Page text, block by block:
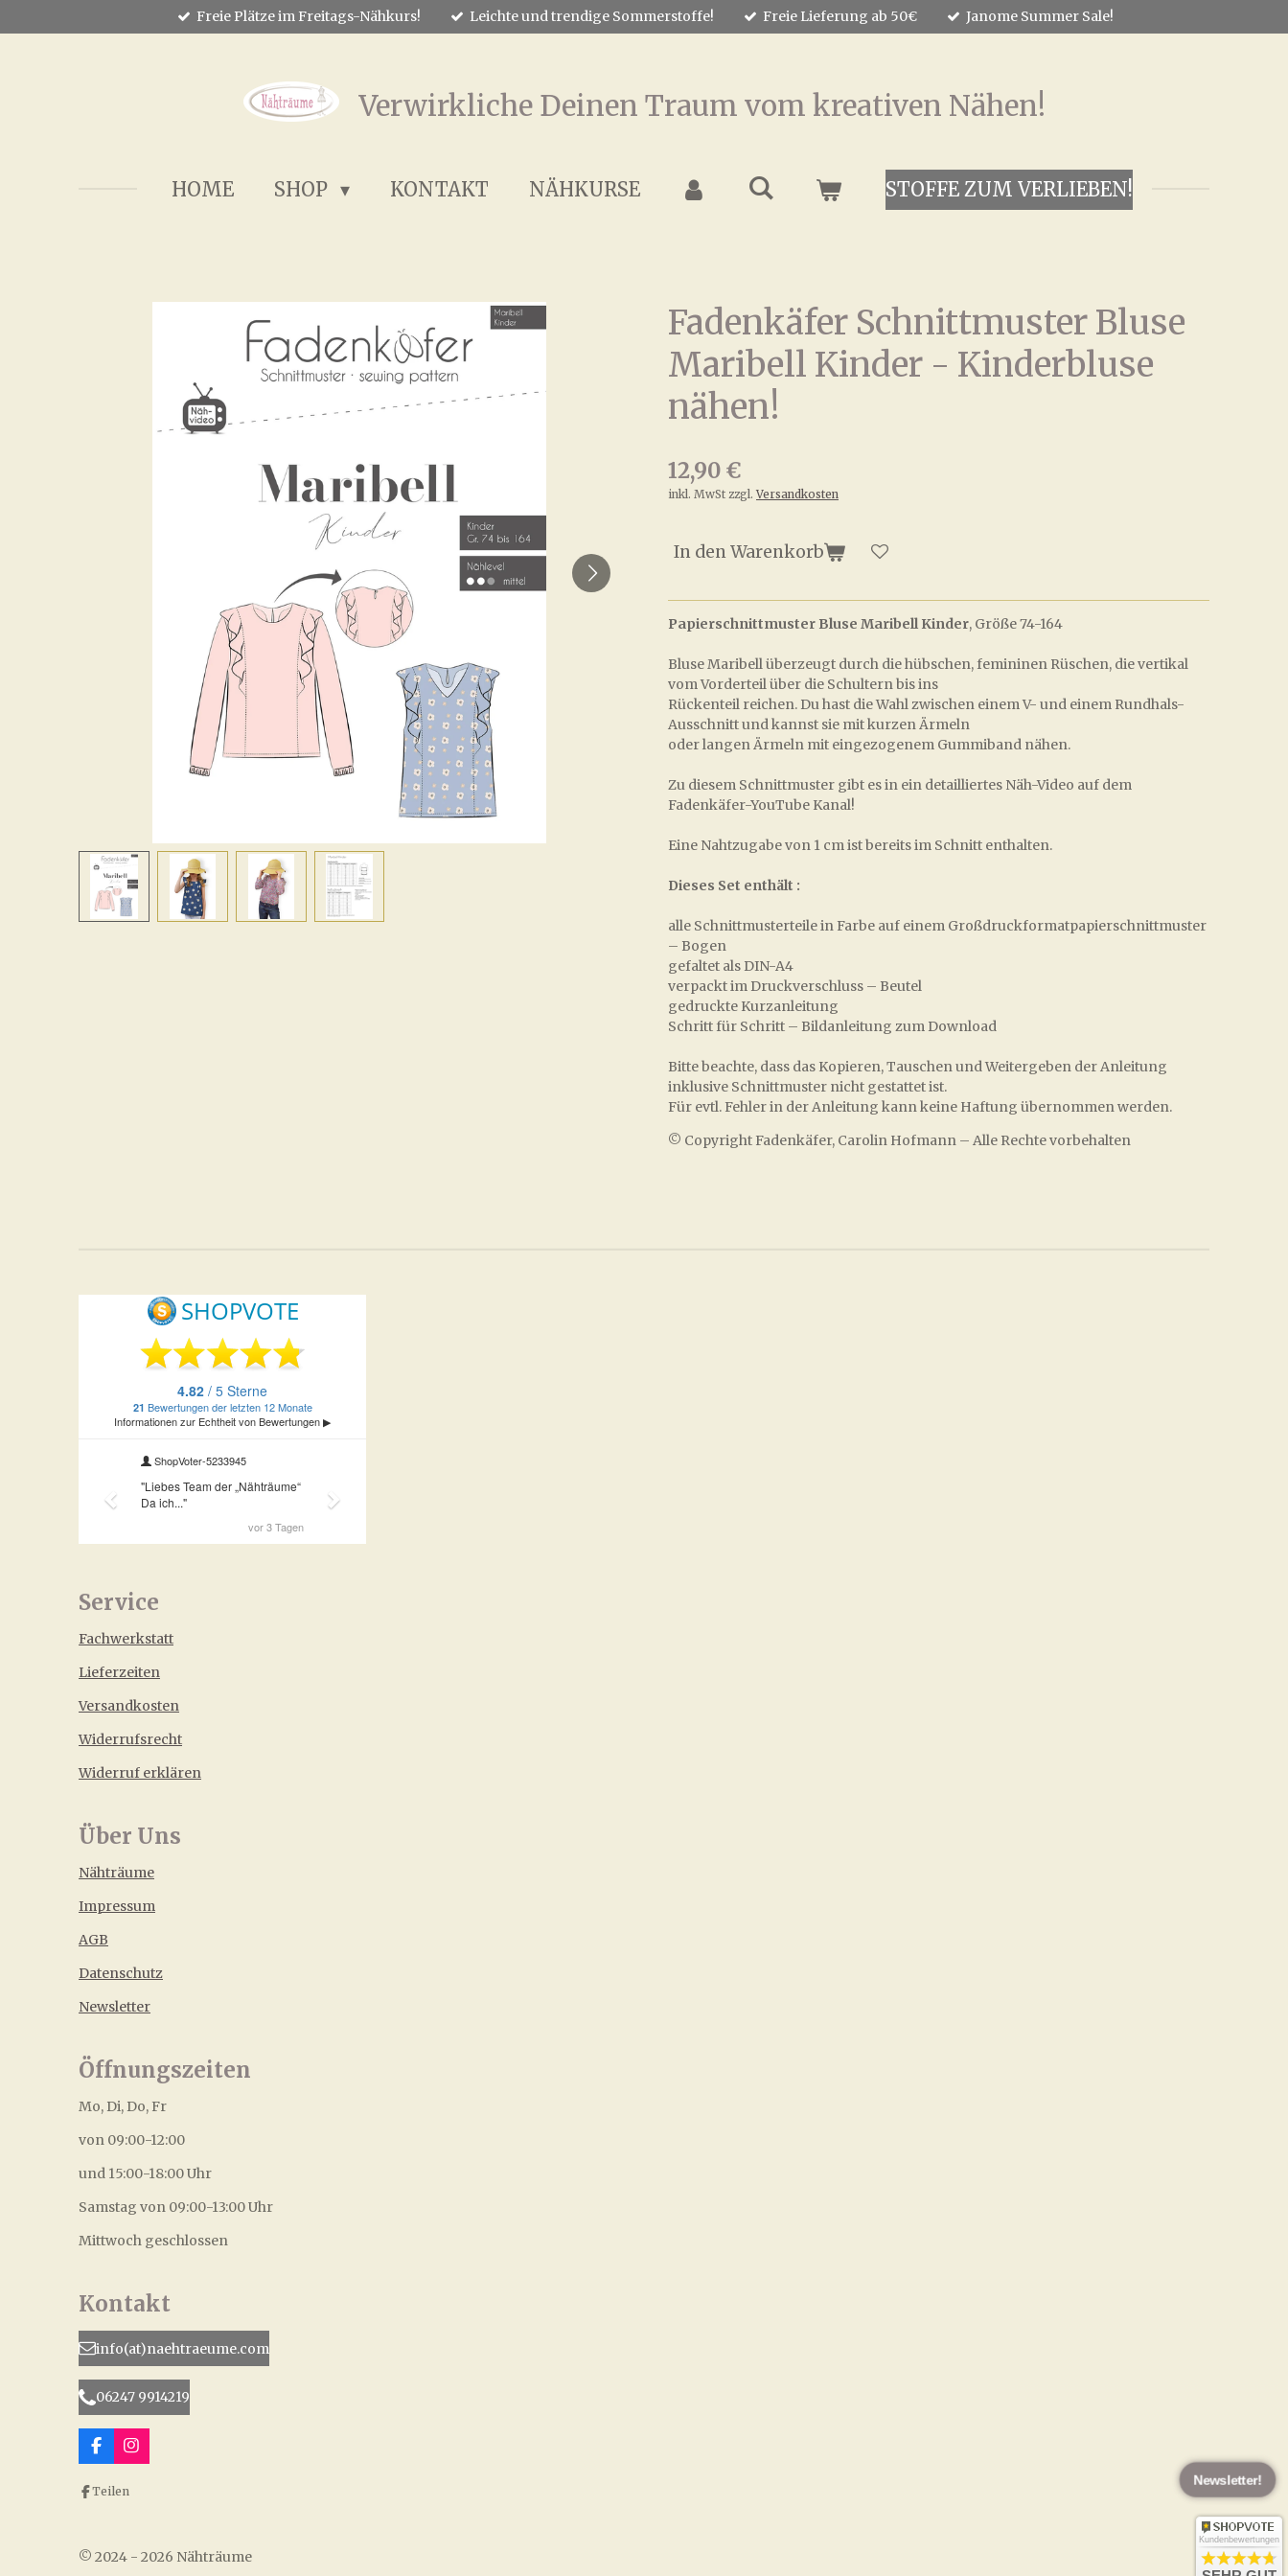
Hauptinhalt
Freie Plätze im Freitags-Nähkurs! Leichte und trendige Sommerstoffe! Freie Lieferung ab 50€ Janome Summer Sale!
Verwirkliche Deinen Traum vom kreativen Nähen!
HOME SHOP KONTAKT NÄHKURSE STOFFE ZUM VERLIEBEN!
Fadenkäfer Schnittmuster Bluse
Maribell Kinder - Kinderbluse
nähen!
12,90 €
inkl. MwSt zzgl.Versandkosten
In den Warenkorb
Papierschnittmuster Bluse Maribell Kinder, Größe 74-164
Bluse Maribell überzeugt durch die hübschen, femininen Rüschen, die vertikal
vom Vorderteil über die Schultern bis ins
Rückenteil reichen. Du hast die Wahl zwischen einem V- und einem Rundhals-
Ausschnitt und kannst sie mit kurzen Ärmeln
oder langen Ärmeln mit eingezogenem Gummiband nähen.
Zu diesem Schnittmuster gibt es in ein detailliertes Näh-Video auf dem
Fadenkäfer-YouTube Kanal!
Eine Nahtzugabe von 1 cm ist bereits im Schnitt enthalten.
Dieses Set enthält :
alle Schnittmusterteile in Farbe auf einem Großdruckformatpapierschnittmuster
– Bogen
gefaltet als DIN-A4
verpackt im Druckverschluss – Beutel
gedruckte Kurzanleitung
Schritt für Schritt – Bildanleitung zum Download
Bitte beachte, dass das Kopieren, Tauschen und Weitergeben der Anleitung
inklusive Schnittmuster nicht gestattet ist.
Für evtl. Fehler in der Anleitung kann keine Haftung übernommen werden.
© Copyright Fadenkäfer, Carolin Hofmann – Alle Rechte vorbehalten
Service
Fachwerkstatt
Lieferzeiten
Versandkosten
Widerrufsrecht
Widerruf erklären
Über Uns
Nähträume
Impressum
AGB
Datenschutz
Newsletter
Öffnungszeiten
Mo, Di, Do, Fr
von 09:00-12:00
und 15:00-18:00 Uhr
Samstag von 09:00-13:00 Uhr
Mittwoch geschlossen
Kontakt
info(at)naehtraeume.com
06247 9914219
F
a
c
e
k
I
n
a
Teilen
Newsletter!
© 2024 - 2026 Nähträume
Kundenbewertungen